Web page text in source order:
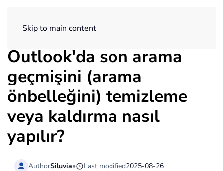
Skip to main content
Outlook'da son arama
geçmişini (arama
önbelleğini) temizleme
veya kaldırma nasıl
yapılır?
AuthorSiluvia• Last modified2025-08-26